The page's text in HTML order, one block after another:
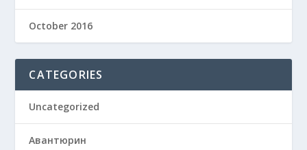
October 2016
CATEGORIES
Uncategorized
Авантюрин